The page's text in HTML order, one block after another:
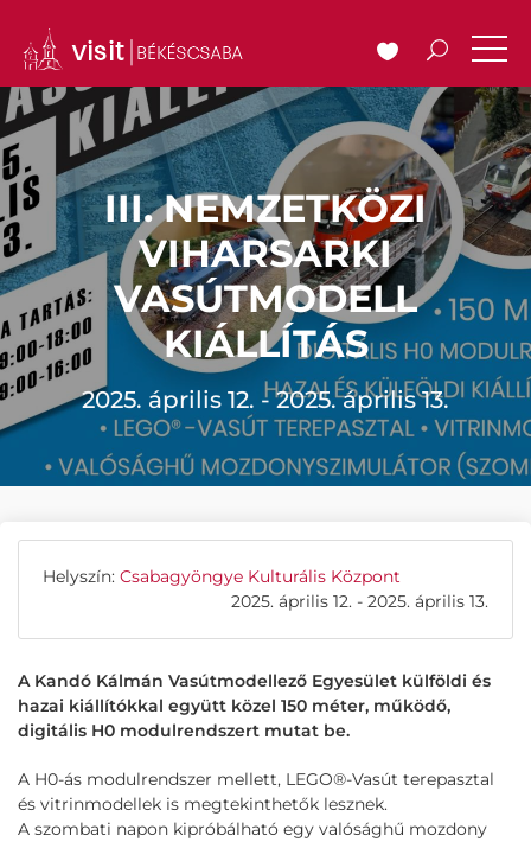
III. NEMZETKÖZI
VIHARSARKI
VASÚTMODELL
KIÁLLÍTÁS
2025. április 12. - 2025. április 13.
Helyszín: Csabagyöngye Kulturális Központ
2025. április 12. - 2025. április 13.
A Kandó Kálmán Vasútmodellező Egyesület külföldi és
hazai kiállítókkal együtt közel 150 méter, működő,
digitális H0 modulrendszert mutat be.
A H0-ás modulrendszer mellett, LEGO®-Vasút terepasztal
és vitrinmodellek is megtekinthetők lesznek.
A szombati napon kipróbálható egy valósághű mozdony